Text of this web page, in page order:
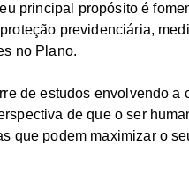
principal propósito é
previdenciária,
no Plano.
de estudos envolvendo a
de que o ser
que podem maximizar o